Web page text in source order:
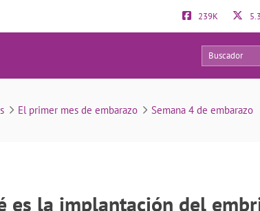
239K
y cuándo se produce?
481
El primer mes de embarazo Semana 4 de embarazo
es la implantación del